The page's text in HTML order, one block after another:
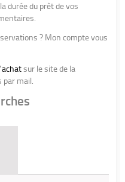
durée du prêt de vos
? Mon compte vous
sur le site de la
par mail.